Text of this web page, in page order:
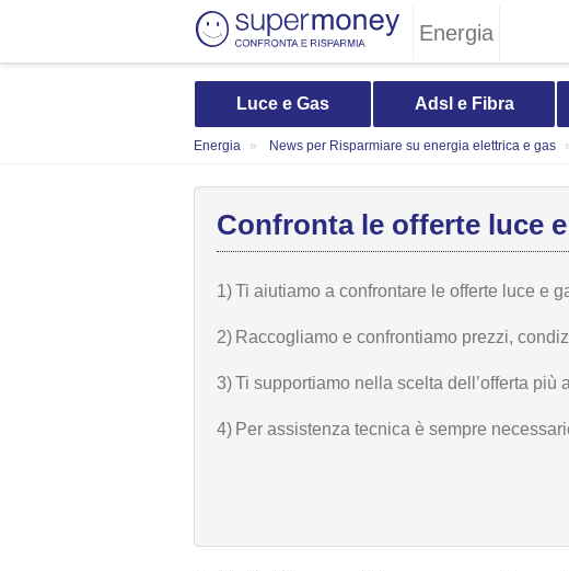
Energia
Luce e Gas Adsl e Fibra
Energia News per Risparmiare su energia elettrica e gas
Confronta le offerte luce
1)Ti aiutiamo a confrontare le offerte luce e
2) Raccogliamo e confrontiamo prezzi,
3)Ti supportiamo nella scelta dell’offerta
4) Per assistenza tecnica è sempre